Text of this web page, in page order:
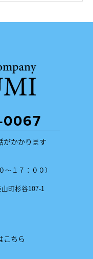
がかかります
〜１７：００）
町杉谷107-1
こちら